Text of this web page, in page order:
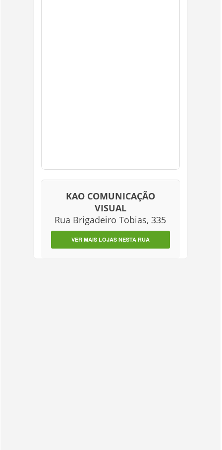
KAO COMUNICAÇÃO
VISUAL
Rua Brigadeiro Tobias, 335
VER MAIS LOJAS NESTA RUA